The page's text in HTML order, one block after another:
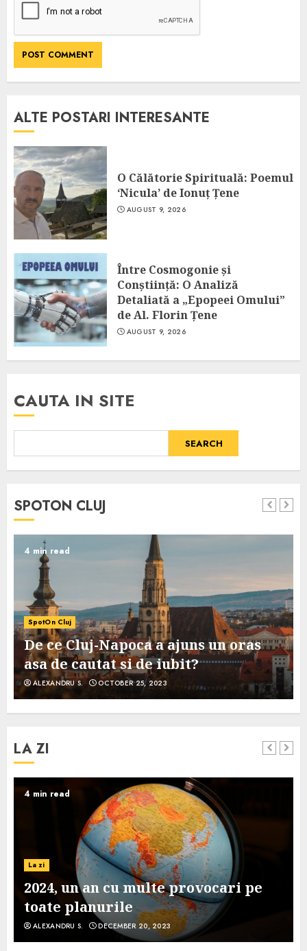
ALTE POSTARI INTERESANTE
O Călătorie Spirituală: Poemul
‘Nicula’ de Ionuț Țene
AUGUST 9, 2026
Între Cosmogonie și
Conștiință: O Analiză
Detaliată a „Epopeei Omului”
de Al. Florin Țene
AUGUST 9, 2026
CAUTA IN SITE
SEARCH
SPOTON CLUJ
4 min read
SpotOn Cluj
De ce Cluj-Napoca a ajuns un oras
asa de cautat si de iubit?
ALEXANDRU S. OCTOBER 25, 2023
LA ZI
4 min read
La zi
2024, un an cu multe provocari pe
toate planurile
ALEXANDRU S. DECEMBER 20, 2023